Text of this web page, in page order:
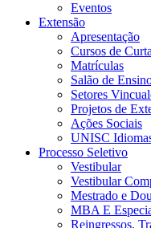
Eventos
Extensão
Apresentação
Cursos de
Matrículas
Salão de
Setores
Projetos de
Ações Sociais
UNISC
Processo Seletivo
Vestibular
Vestibular
Mestrado e
MBA E
Reingressos,